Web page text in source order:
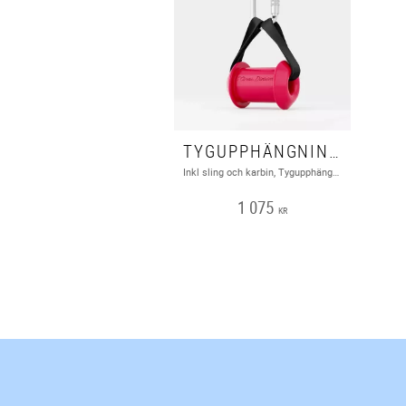
TYGUPPHÄNGNING INKL SLING OCH KARBIN
1 075 KR